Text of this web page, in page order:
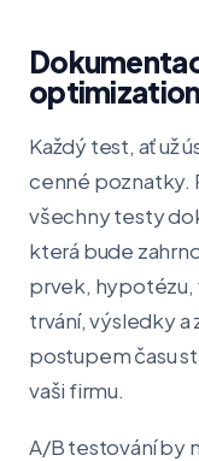
optimization
Každý test, ať už
cenné poznatky.
všechny testy
která bude
prvek, hypotézu,
trvání, výsledky a
postupem času
vaši firmu.
A/B testování by